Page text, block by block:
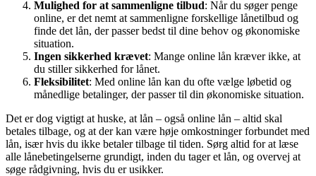
Mulighed for at sammenligne tilbud: Når du søger penge
online, er det nemt at sammenligne forskellige lånetilbud og
finde det lån, der passer bedst til dine behov og økonomiske
situation.
Ingen sikkerhed krævet: Mange online lån kræver ikke, at
du stiller sikkerhed for lånet.
Fleksibilitet: Med online lån kan du ofte vælge løbetid og
månedlige betalinger, der passer til din økonomiske situation.
Det er dog vigtigt at huske, at lån – også online lån – altid skal
betales tilbage, og at der kan være høje omkostninger forbundet med
lån, især hvis du ikke betaler tilbage til tiden. Sørg altid for at læse
alle lånebetingelserne grundigt, inden du tager et lån, og overvej at
søge rådgivning, hvis du er usikker.